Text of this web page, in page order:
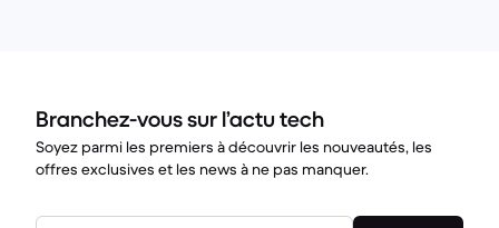
Branchez-vous sur l’actu tech
Soyez parmi les premiers à découvrir les nouveautés, les
offres exclusives et les news à ne pas manquer.